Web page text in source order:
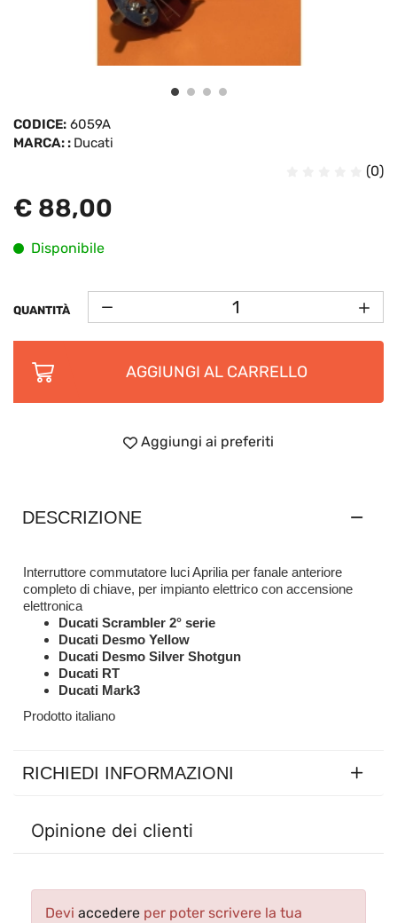
CODICE: 6059A
MARCA: : Ducati
(0)
€ 88,00
Disponibile
QUANTITÀ
AGGIUNGI AL CARRELLO
Aggiungi ai preferiti
DESCRIZIONE
Interruttore commutatore luci Aprilia per fanale anteriore
completo di chiave, per impianto elettrico con accensione
elettronica
Ducati Scrambler 2° serie
Ducati Desmo Yellow
Ducati Desmo Silver Shotgun
Ducati RT
Ducati Mark3
Prodotto italiano
RICHIEDI INFORMAZIONI
Opinione dei clienti
Devi accedere per poter scrivere la tua